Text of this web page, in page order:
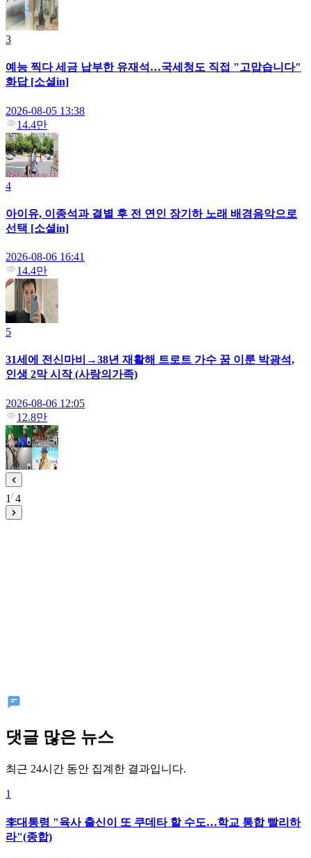
3
예능 찍다 세금 납부한 유재석…국세청도 직접 "고맙습니다"
화답 [소셜in]
2026-08-05 13:38
14.4만
4
아이유, 이종석과 결별 후 전 연인 장기하 노래 배경음악으로
선택 [소셜in]
2026-08-06 16:41
14.4만
5
31세에 전신마비→38년 재활해 트로트 가수 꿈 이룬 박광석,
인생 2막 시작 (사랑의가족)
2026-08-06 12:05
12.8만
1 4
댓글 많은 뉴스
최근 24시간 동안 집계한 결과입니다.
1
李대통령 "육사 출신이 또 쿠데타 할 수도…학교 통합 빨리하
라"(종합)